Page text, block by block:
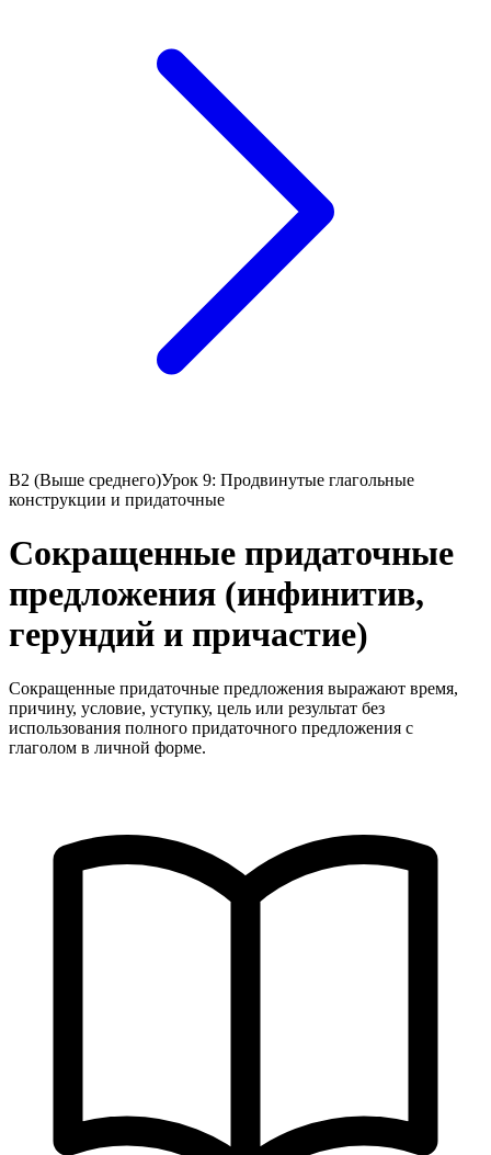
B2 (Выше среднего)Урок 9: Продвинутые глагольные
конструкции и придаточные
Сокращенные придаточные
предложения (инфинитив,
герундий и причастие)
Сокращенные придаточные предложения выражают время,
причину, условие, уступку, цель или результат без
использования полного придаточного предложения с
глаголом в личной форме.